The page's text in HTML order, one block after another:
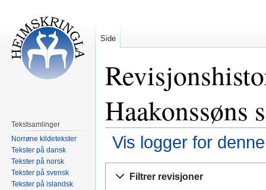
Haakonssøns
Vis logger for
Filtrer revisjoner
Side
Tekstsamlinger
Norrøne kildetekster
Tekster på dansk
Tekster på norsk
Tekster på svensk
Tekster på islandsk